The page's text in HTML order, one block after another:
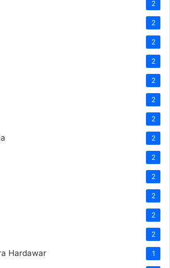
2
2
2
2
2
2
2
2
2
2
2
2
2
Hardawar 1